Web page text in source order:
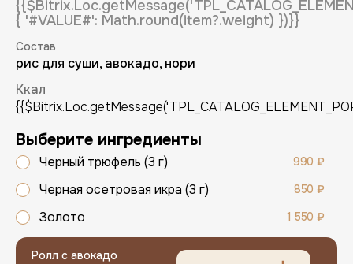
Регистрация
Имя (обязательно)
E-mail (обязательно)
{ '#VALUE#': Math.round(item?.weight) })}}
Состав
рис для суши, авокадо, нори
Ккал
Выберите ингредиенты
Черный трюфель (3 г) 990 ₽
Черная осетровая икра (3 г) 850 ₽
Золото 1 550 ₽
Ролл с авокадо